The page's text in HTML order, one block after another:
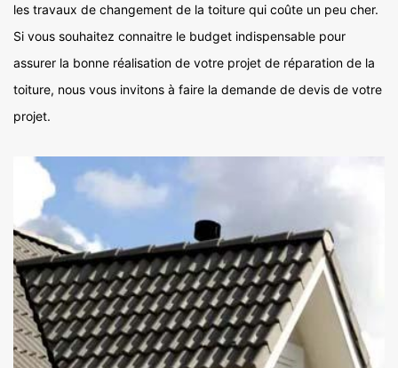
les travaux de changement de la toiture qui coûte un peu cher.
Si vous souhaitez connaitre le budget indispensable pour
assurer la bonne réalisation de votre projet de réparation de la
toiture, nous vous invitons à faire la demande de devis de votre
projet.